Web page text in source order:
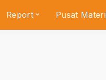
Report Pusat Materi